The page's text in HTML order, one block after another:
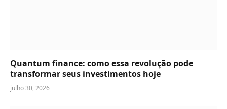
Quantum finance: como essa revolução pode
transformar seus investimentos hoje
julho 30, 2026